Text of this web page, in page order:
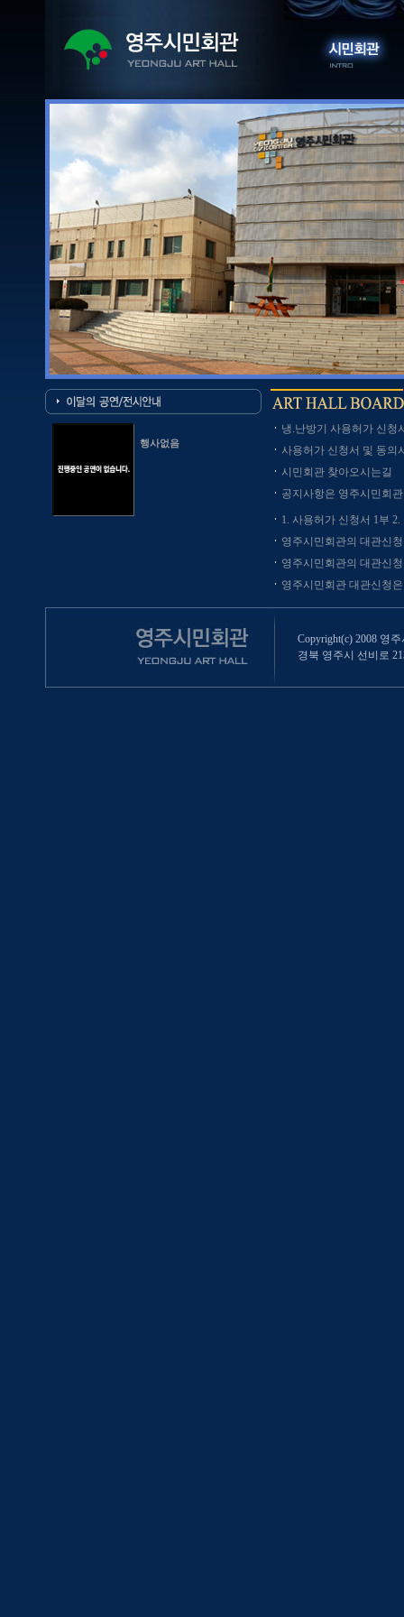
행사없음
냉.난방기 사용허가 신청
사용허가 신청서 및 동의
시민회관 찾아오시는길
공지사항은 영주시민회
1. 사용허가 신청서 1부 2.
영주시민회관의 대관신
영주시민회관의 대관신
영주시민회관 대관신청
Copyright(c) 2008 영
경북 영주시 선비로